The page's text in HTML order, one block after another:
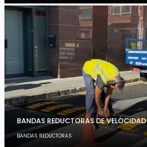
BANDAS REDUCTORAS DE VELOCIDAD
BANDAS REDUCTORAS